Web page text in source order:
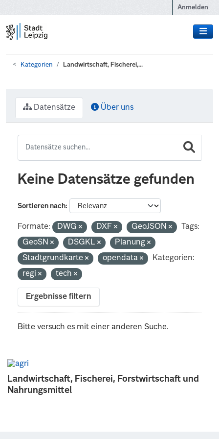
Anmelden
Kategorien Landwirtschaft, Fischerei,...
Landwirtschaft, Fischerei, Forstwirtschaft und
Nahrungsmittel
Datensätze Über uns
Keine Datensätze gefunden
Sortieren nach
Formate: DWG DXF GeoJSON
Tags:
GeoSN
DSGKL
Planung
Stadtgrundkarte
opendata
Kategorien:
regi
tech
Ergebnisse filtern
Bitte versuch es mit einer anderen Suche.